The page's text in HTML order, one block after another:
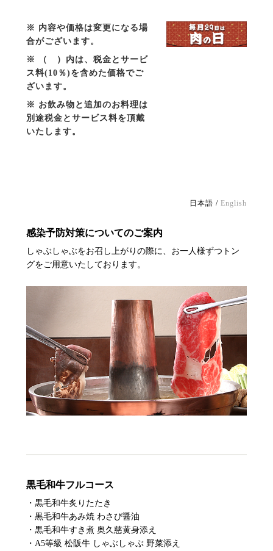
※ 内容や価格は変更になる場
合がございます。
※ （ ）内は、税金とサービ
ス料(10％)を含めた価格でご
ざいます。
※ お飲み物と追加のお料理は
別途税金とサービス料を頂戴
いたします。
日本語 /English
感染予防対策についてのご案内
しゃぶしゃぶをお召し上がりの際に、お一人様ずつトン
グをご用意いたしております。
黒毛和牛フルコース
・黒毛和牛炙りたたき
・黒毛和牛あみ焼 わさび醤油
・黒毛和牛すき煮 奥久慈黄身添え
・A5等級 松阪牛 しゃぶしゃぶ 野菜添え